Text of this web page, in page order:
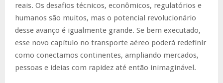
reais. Os desafios técnicos, econômicos, regulatórios e
humanos são muitos, mas o potencial revolucionário
desse avanço é igualmente grande. Se bem executado,
esse novo capítulo no transporte aéreo poderá redefinir
como conectamos continentes, ampliando mercados,
pessoas e ideias com rapidez até então inimaginável.